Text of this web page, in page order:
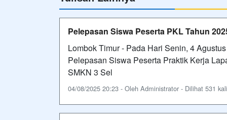
Pelepasan Siswa Peserta PKL Tahun
Lombok Timur - Pada Hari Senin, 4
Pelepasan Siswa Peserta Praktik Kerja
SMKN 3 Sel
04/08/2025 20:23 - Oleh Administrator - Dilihat 531 kali